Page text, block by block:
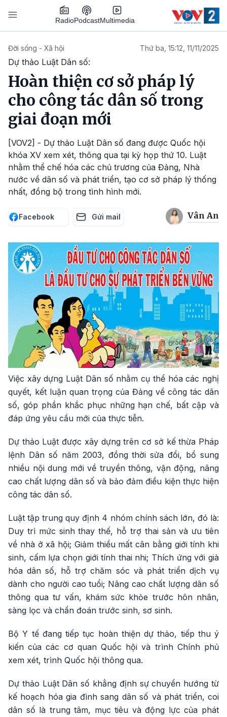
Nhảy đến nội dung
RadioPodcastMultimedia
Đời sống - Xã hội Thứ ba, 15:12, 11/11/2025
Dự thảo Luật Dân số:
Hoàn thiện cơ sở pháp lý
cho công tác dân số trong
giai đoạn mới
[VOV2] - Dự thảo Luật Dân số đang được Quốc hội
khóa XV xem xét, thông qua tại kỳ họp thứ 10. Luật
nhằm thể chế hóa các chủ trương của Đảng, Nhà
nước về dân số và phát triển, tạo cơ sở pháp lý thống
nhất, đồng bộ trong tình hình mới.
Facebook Gửi mail Vân An
Việc xây dựng Luật Dân số nhằm cụ thể hóa các nghị
quyết, kết luận quan trọng của Đảng về công tác dân
số, góp phần khắc phục những hạn chế, bất cập và
đáp ứng yêu cầu mới của thực tiễn.
Dự thảo Luật được xây dựng trên cơ sở kế thừa Pháp
lệnh Dân số năm 2003, đồng thời sửa đổi, bổ sung
nhiều nội dung mới về truyền thông, vận động, nâng
cao chất lượng dân số và bảo đảm điều kiện thực hiện
công tác dân số.
Luật tập trung quy định 4 nhóm chính sách lớn, đó là:
Duy trì mức sinh thay thế, hỗ trợ thai sản và ưu tiên
về nhà ở xã hội; Giảm thiểu mất cân bằng giới tính khi
sinh, cấm lựa chọn giới tính thai nhi; Thích ứng với già
hóa dân số, hỗ trợ chăm sóc và phát triển dịch vụ
dành cho người cao tuổi; Nâng cao chất lượng dân số
thông qua tư vấn, khám sức khỏe trước hôn nhân,
sàng lọc và chẩn đoán trước sinh, sơ sinh.
Bộ Y tế đang tiếp tục hoàn thiện dự thảo, tiếp thu ý
kiến của các cơ quan Quốc hội và trình Chính phủ
xem xét, trình Quốc hội thông qua.
Dự thảo Luật Dân số khẳng định sự chuyển hướng từ
kế hoạch hóa gia đình sang dân số và phát triển, coi
dân số là trung tâm, mục tiêu và động lực của phát